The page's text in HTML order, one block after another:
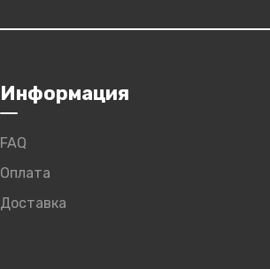
Информация
FAQ
Оплата
Доставка